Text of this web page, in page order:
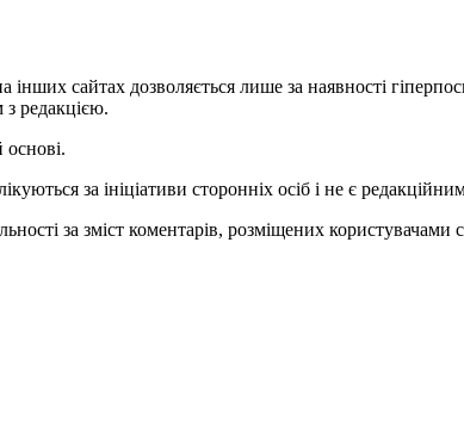
сайтах дозволяється лише за наявності
редакцією.
основі.
за ініціативи сторонніх осіб і не є
за зміст коментарів, розміщених користувачами